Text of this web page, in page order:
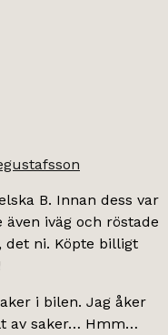
B. Innan dess var
iväg och röstade
det ni. Köpte billigt
i bilen. Jag åker
av saker… Hmm…